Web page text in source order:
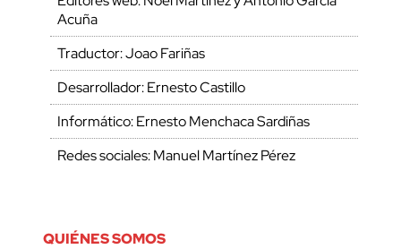
Acuña
Traductor: Joao Fariñas
Desarrollador: Ernesto Castillo
Informático: Ernesto Menchaca Sardiñas
Redes sociales: Manuel Martínez Pérez
QUIÉNES SOMOS